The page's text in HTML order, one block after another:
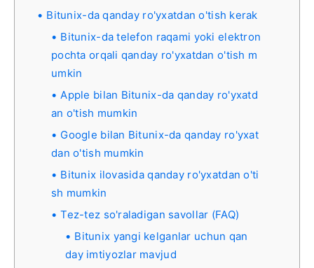
Bitunix-da qanday ro'yxatdan o'tish kerak
Bitunix-da telefon raqami yoki elektron
pochta orqali qanday ro'yxatdan o'tish m
umkin
Apple bilan Bitunix-da qanday ro'yxatd
an o'tish mumkin
Google bilan Bitunix-da qanday ro'yxat
dan o'tish mumkin
Bitunix ilovasida qanday ro'yxatdan o'ti
sh mumkin
Tez-tez so'raladigan savollar (FAQ)
Bitunix yangi kelganlar uchun qan
day imtiyozlar mavjud